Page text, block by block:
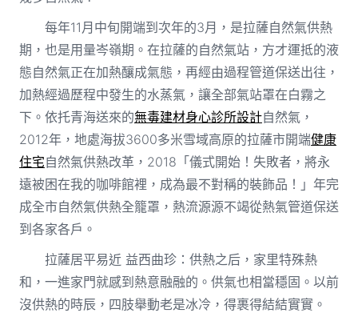
每年11月中旬開端到次年的3月，是拉薩自然氣供熱
期，也是用量岑嶺期。在拉薩的自然氣站，方才運抵的液
態自然氣正在加熱釀成氣態，再經由過程管道保送出往，
加熱經過歷程中發生的水蒸氣，讓全部氣站罩在白霧之
下。依托青海送來的無毒建材身心診所設計自然氣，
2012年，地處海拔3600多米雪域高原的拉薩市開端健康
住宅自然氣供熱改革，2018「儀式開始！失敗者，將永
遠被困在我的咖啡館裡，成為最不對稱的裝飾品！」年完
成全市自然氣供熱全籠罩，熱流源源不竭從熱氣管道保送
到各家各戶。
拉薩居平易近 益西曲珍：供熱之后，家里特殊熱
和，一進家門就感到熱意融融的。供氣也相當穩固。以前
沒供熱的時辰，四肢舉動老是冰冷，得裹得結結實實。